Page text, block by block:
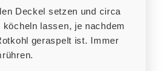
köcheln lassen, je nachdem
geraspelt ist. Immer